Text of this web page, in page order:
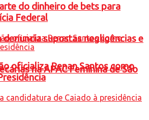
denuncia supostas negligências e
na APAC Feminina de São
do dinheiro de bets para
Federal
oficializa Renan Santos como